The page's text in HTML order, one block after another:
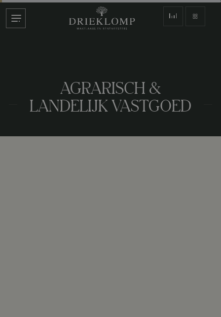
AGRARISCH &
LANDELIJK VASTGOED